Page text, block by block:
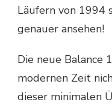
Läufern von 1994
genauer ansehen!
Die neue
modernen Zeit
dieser minimalen